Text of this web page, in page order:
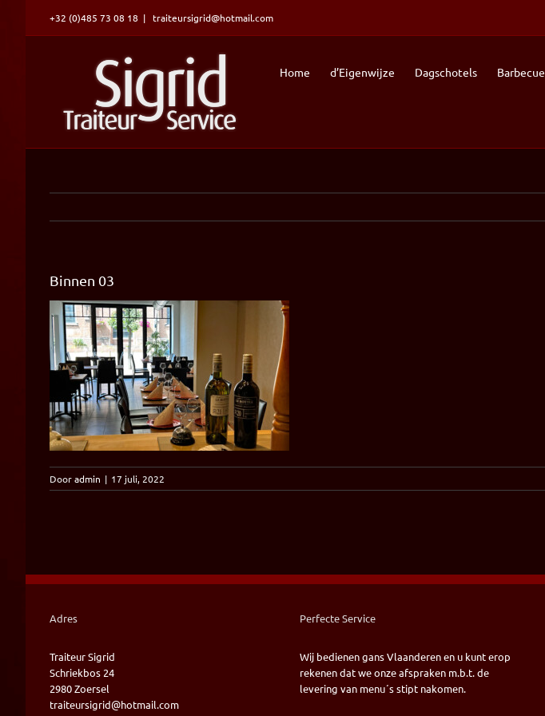
inhoud
+32 (0)485 73 08 18 | traiteursigrid@hotmail.com
Home d’Eigenwijze Dagschotels Barbecue
Binnen 03
Dooradmin | 17 juli, 2022
Adres
Traiteur Sigrid
Schriekbos 24
2980 Zoersel
traiteursigrid@hotmail.com
Perfecte Service
Wij bedienen gans Vlaanderen en u kunt erop
rekenen dat we onze afspraken m.b.t. de
levering van menu´s stipt nakomen.